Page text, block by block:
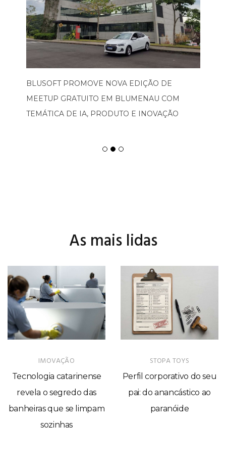
BLUSOFT PROMOVE NOVA EDIÇÃO DE
MEETUP GRATUITO EM BLUMENAU COM
TEMÁTICA DE IA, PRODUTO E INOVAÇÃO
As mais lidas
IMOVAÇÃO
Tecnologia catarinense
revela o segredo das
banheiras que se limpam
sozinhas
STOPA TOYS
Perfil corporativo do seu
pai: do anancástico ao
paranóide